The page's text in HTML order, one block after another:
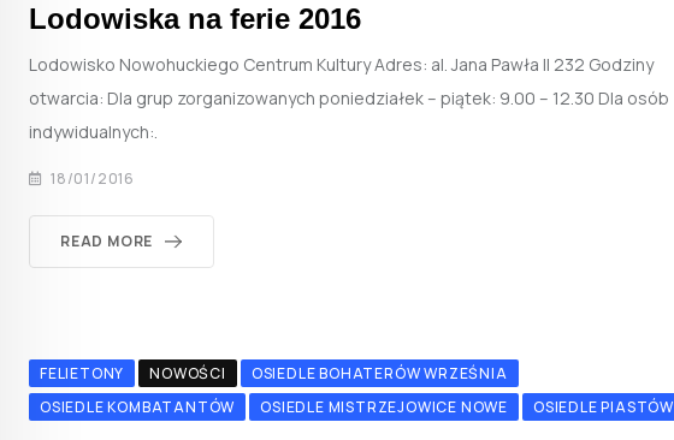
Lodowiska na ferie 2016
Lodowisko Nowohuckiego Centrum Kultury Adres: al. Jana Pawła II 232 Godziny
otwarcia: Dla grup zorganizowanych poniedziałek – piątek: 9.00 – 12.30 Dla osób
indywidualnych:.
18/01/2016
READ MORE
FELIETONY NOWOŚCI
OSIEDLE BOHATERÓW WRZEŚNIA
OSIEDLE KOMBATANTÓW
OSIEDLE MISTRZEJOWICE NOWE OSIEDLE PIASTÓW